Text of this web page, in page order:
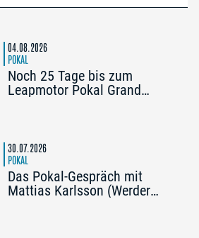
04.08.2026
POKAL
Noch 25 Tage bis zum
Leapmotor Pokal Grand
30.07.2026
POKAL
Das Pokal-Gespräch mit
Mattias Karlsson (Werder